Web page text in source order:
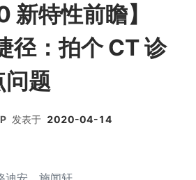
新特性前瞻】
径：拍个 CT 诊
问题
发表于 2020-04-14